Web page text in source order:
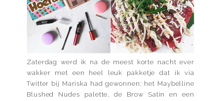
Zaterdag werd ik na de meest korte nacht ever
wakker met een heel leuk pakketje dat ik via
Twitter bij Mariska had gewonnen: het Maybelline
Blushed Nudes palette, de Brow Satin en een